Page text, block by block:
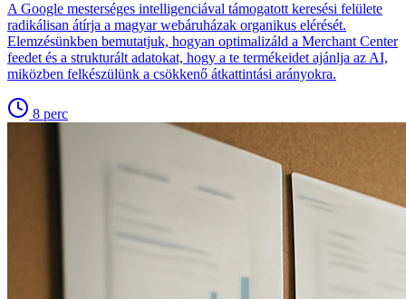
A Google mesterséges intelligenciával támogatott keresési felülete
radikálisan átírja a magyar webáruházak organikus elérését.
Elemzésünkben bemutatjuk, hogyan optimalizáld a Merchant Center
feedet és a strukturált adatokat, hogy a te termékeidet ajánlja az AI,
miközben felkészülünk a csökkenő átkattintási arányokra.
8 perc